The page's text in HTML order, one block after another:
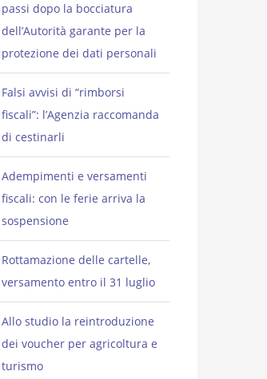
passi dopo la bocciatura
dell’Autorità garante per la
protezione dei dati personali
Falsi avvisi di “rimborsi
fiscali”: l’Agenzia raccomanda
di cestinarli
Adempimenti e versamenti
fiscali: con le ferie arriva la
sospensione
Rottamazione delle cartelle,
versamento entro il 31 luglio
Allo studio la reintroduzione
dei voucher per agricoltura e
turismo